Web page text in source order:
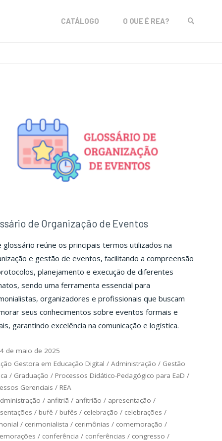
CATÁLOGO O QUE É REA?
de Organização de Eventos
glossário reúne os principais termos utilizados na
e gestão de eventos, facilitando a compreensão
planejamento e execução de diferentes
sendo uma ferramenta essencial para
organizadores e profissionais que buscam
seus conhecimentos sobre eventos formais e
garantindo excelência na comunicação e logística.
de maio de 2025
Gestora em Educação Digital /Administração / Gestão
/ Graduação / Processos Didático-Pedagógico para EaD /
Gerenciais / REA
/ anfitriã / anfitrião / apresentação /
/ bufê / bufês / celebração / celebrações /
/ cerimonialista / cerimônias / comemoração /
/ conferência / conferências / congresso /